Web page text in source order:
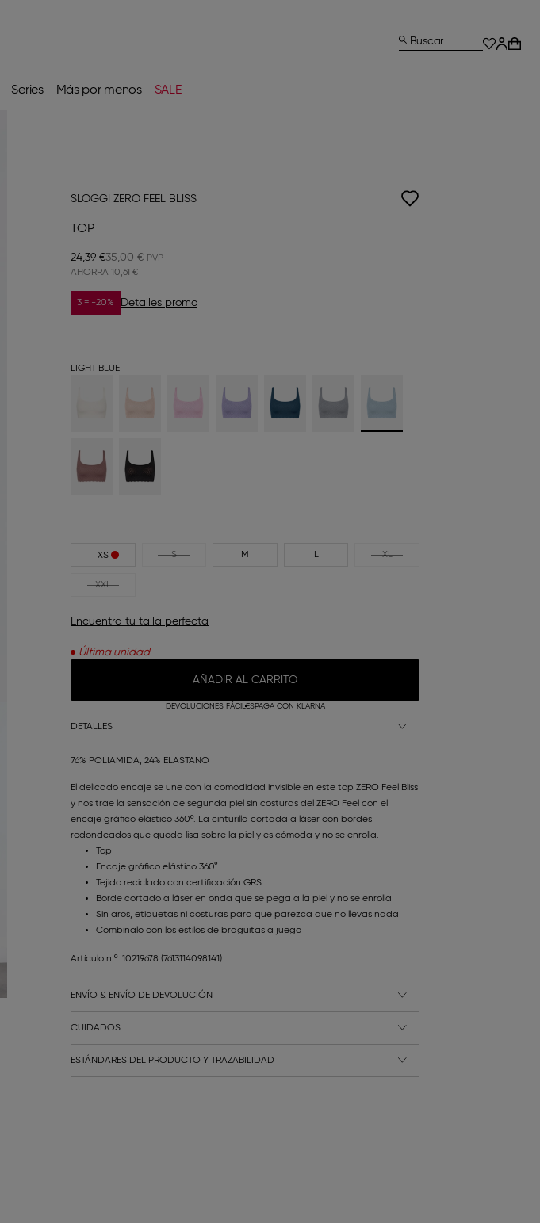
Series Más por menos SALE
Buscar
SLOGGI ZERO FEEL BLISS
TOP
24,39 €35,00 €
AHORRA 10,61 €
3 = -20% Detalles promo
LIGHT BLUE
XS S M L XL
XXL
Encuentra tu talla perfecta
Última unidad
AÑADIR AL CARRITO
DEVOLUCIONES FÁCILESPAGA CON KLARNA
DETALLES
76% POLIAMIDA, 24% ELASTANO
El delicado encaje se une con la comodidad invisible en este top ZERO Feel Bliss
y nos trae la sensación de segunda piel sin costuras del ZERO Feel con el
encaje gráfico elástico 360º. La cinturilla cortada a láser con bordes
redondeados que queda lisa sobre la piel y es cómoda y no se enrolla.
Top
Encaje gráfico elástico 360°
Tejido reciclado con certificación GRS
Borde cortado a láser en onda que se pega a la piel y no se enrolla
Sin aros, etiquetas ni costuras para que parezca que no llevas nada
Combínalo con los estilos de braguitas a juego
Artículo n.º: 10219678 (7613114098141)
ENVÍO & ENVÍO DE DEVOLUCIÓN
CUIDADOS
ESTÁNDARES DEL PRODUCTO Y TRAZABILIDAD